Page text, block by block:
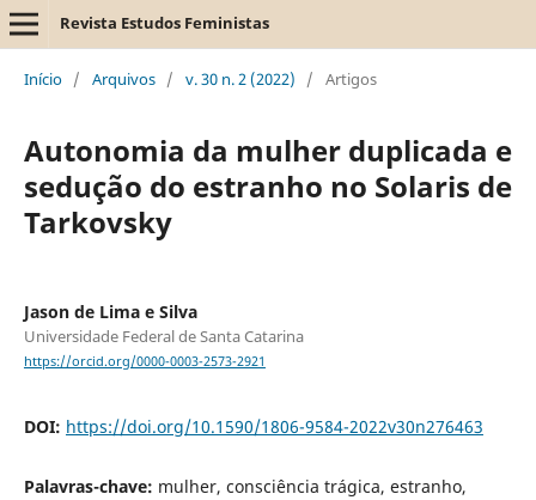
Revista Estudos Feministas
Início / Arquivos / v. 30 n. 2 (2022) / Artigos
Autonomia da mulher duplicada e
sedução do estranho no Solaris de
Tarkovsky
Jason de Lima e Silva
Universidade Federal de Santa Catarina
https://orcid.org/0000-0003-2573-2921
DOI: https://doi.org/10.1590/1806-9584-2022v30n276463
Palavras-chave: mulher, consciência trágica, estranho,